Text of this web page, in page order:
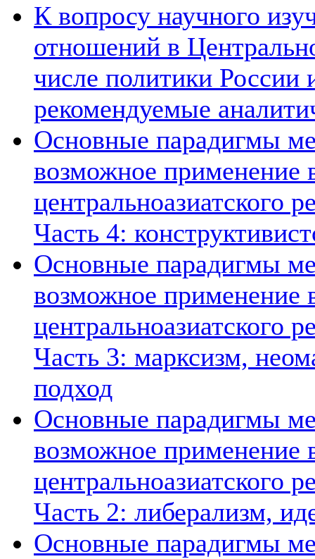
К вопросу научного
отношений в
числе политики России
рекомендуемые
Основные парадигмы
возможное применение
центральноазиатского
Часть 4:
Основные парадигмы
возможное применение
центральноазиатского
Часть 3: марксизм,
подход
Основные парадигмы
возможное применение
центральноазиатского
Часть 2: либерализм,
Основные парадигмы